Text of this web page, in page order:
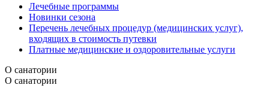
Лечебные программы
Новинки сезона
Перечень лечебных процедур (медицинских услуг),
входящих в стоимость путевки
Платные медицинские и оздоровительные услуги
О санатории
О санатории